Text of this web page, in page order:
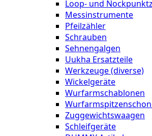
Loop- und
Messinstrumente
Pfeilzähler
Schrauben
Sehnengalgen
Uukha Ersatzteile
Werkzeuge (diverse)
Wickelgeräte
Wurfarmschablonen
Zuggewichtswaagen
Schleifgeräte